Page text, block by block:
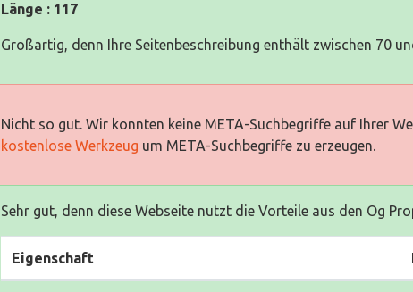
Länge : 117
Großartig, denn Ihre Seitenbeschreibung enthält zwischen 70
Nicht so gut. Wir konnten keine META-Suchbegriffe auf Ihrer
kostenlose Werkzeug um META-Suchbegriffe zu erzeugen.
Sehr gut, denn diese Webseite nutzt die Vorteile aus den Og
Eigenschaft